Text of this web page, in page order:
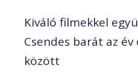
Kiváló filmekkel
Csendes barát az
között